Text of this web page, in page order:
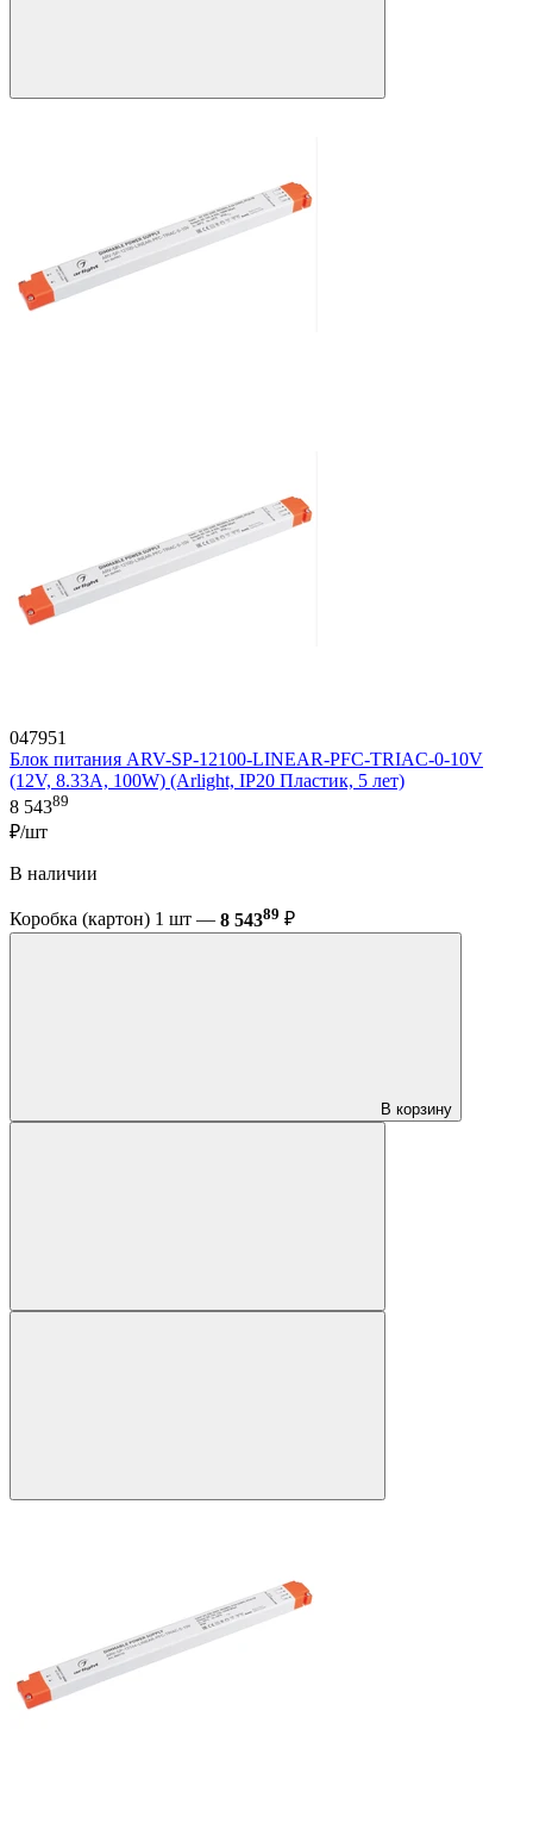
047951
Блок питания ARV-SP-12100-LINEAR-PFC-TRIAC-0-10V
(12V, 8.33A, 100W) (Arlight, IP20 Пластик, 5 лет)
8 54389
₽/шт
В наличии
Коробка (картон) 1 шт — 8 54389 ₽
В корзину